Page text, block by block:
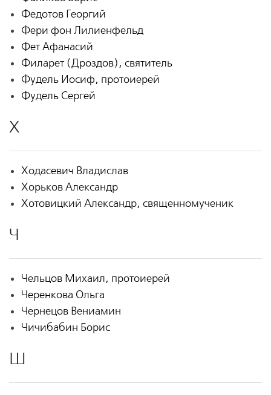
Федотов Георгий
Фери фон Лилиенфельд
Фет Афанасий
Филарет (Дроздов), святитель
Фудель Иосиф, протоиерей
Фудель Сергей
Х
Ходасевич Владислав
Хорьков Александр
Хотовицкий Александр, священномученик
Ч
Чельцов Михаил, протоиерей
Черенкова Ольга
Чернецов Вениамин
Чичибабин Борис
Ш